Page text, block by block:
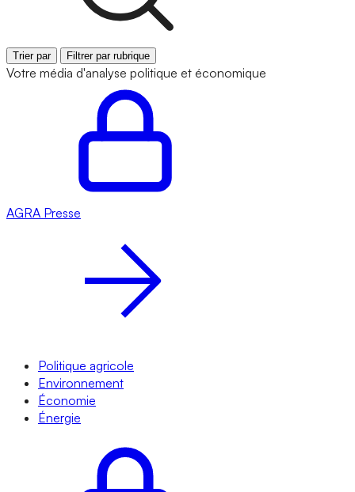
Trier par Filtrer par rubrique
Votre média d'analyse politique et économique
AGRA Presse
Politique agricole
Environnement
Économie
Énergie